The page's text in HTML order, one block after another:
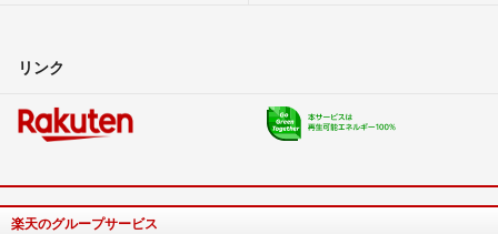
リンク
楽天のグループサービス